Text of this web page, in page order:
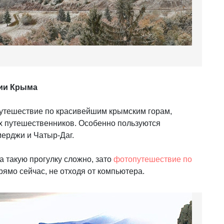
Крыма
по красивейшим крымским горам,
путешественников. Особенно пользуются
и Чатыр-Даг.
прогулку сложно, зато фотопутешествие по
сейчас, не отходя от компьютера.